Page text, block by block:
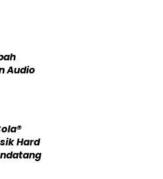
Audio
Hard